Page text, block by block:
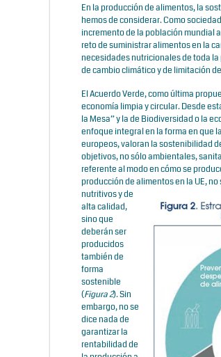
En la producción de alimentos, la
hemos de considerar. Como
incremento de la población mundial
reto de suministrar alimentos en la
necesidades nutricionales de toda
de cambio climático y de limitación
El Acuerdo Verde, como última
economía limpia y circular. Desde
la Mesa” y la de Biodiversidad o la
enfoque integral en la forma en que
europeos, valoran la sostenibilidad
objetivos, no sólo ambientales,
referente al modo en cómo se
producción de alimentos en la UE,
nutritivos y de
alta calidad,
sino que
deberán ser
producidos
también de
forma
sostenible
(Figura 2). Sin
embargo, no se
dice nada de
garantizar la
rentabilidad de